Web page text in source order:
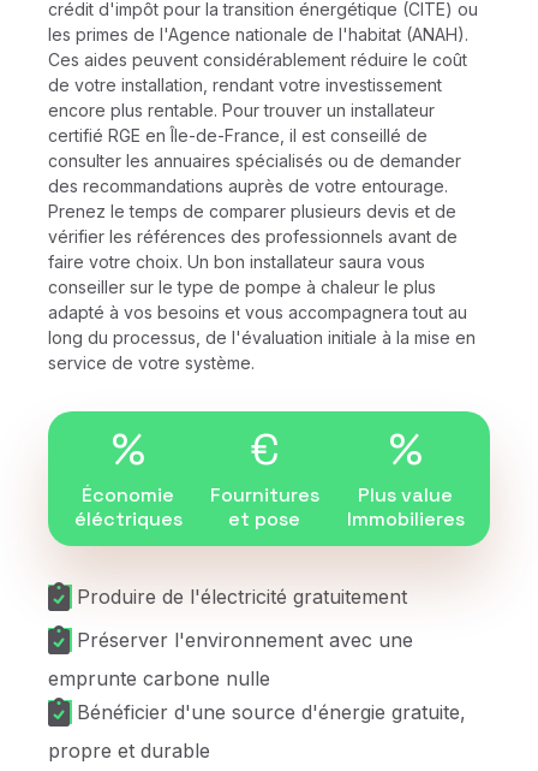
crédit d'impôt pour la transition énergétique (CITE) ou
les primes de l'Agence nationale de l'habitat (ANAH).
Ces aides peuvent considérablement réduire le coût
de votre installation, rendant votre investissement
encore plus rentable. Pour trouver un installateur
certifié RGE en Île-de-France, il est conseillé de
consulter les annuaires spécialisés ou de demander
des recommandations auprès de votre entourage.
Prenez le temps de comparer plusieurs devis et de
vérifier les références des professionnels avant de
faire votre choix. Un bon installateur saura vous
conseiller sur le type de pompe à chaleur le plus
adapté à vos besoins et vous accompagnera tout au
long du processus, de l'évaluation initiale à la mise en
service de votre système.
%
Économie
éléctriques
€
Fournitures
et pose
%
Plus value
Immobilieres
Produire de l'électricité gratuitement
Préserver l'environnement avec une
emprunte carbone nulle
Bénéficier d'une source d'énergie gratuite,
propre et durable